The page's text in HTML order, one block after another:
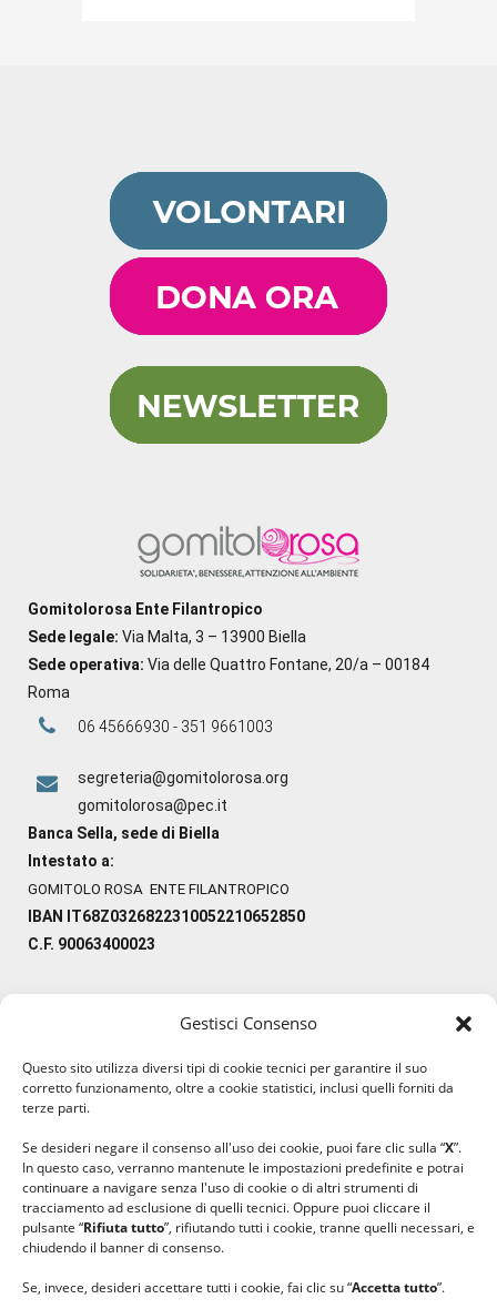
Gestisci Consenso
Questo sito utilizza diversi tipi di cookie tecnici per garantire il suo
corretto funzionamento, oltre a cookie statistici, inclusi quelli forniti da
terze parti.
Se desideri negare il consenso all'uso dei cookie, puoi fare clic sulla “X”.
In questo caso, verranno mantenute le impostazioni predefinite e potrai
continuare a navigare senza l'uso di cookie o di altri strumenti di
tracciamento ad esclusione di quelli tecnici. Oppure puoi cliccare il
pulsante “Rifiuta tutto”, rifiutando tutti i cookie, tranne quelli necessari, e
chiudendo il banner di consenso.
Se, invece, desideri accettare tutti i cookie, fai clic su “Accetta tutto”.
Gomitolorosa Ente Filantropico
Sede legale: Via Malta, 3 – 13900 Biella
Sede operativa: Via delle Quattro Fontane, 20/a – 00184
Roma
06 45666930 - 351 9661003
segreteria@gomitolorosa.org
gomitolorosa@pec.it
Banca Sella, sede di Biella
Intestato a:
GOMITOLO ROSA ENTE FILANTROPICO
IBAN IT68Z0326822310052210652850
C.F. 90063400023
#lanaterapia
#ilcaloredellempatia